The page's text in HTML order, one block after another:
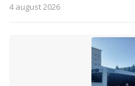
4 august 2026